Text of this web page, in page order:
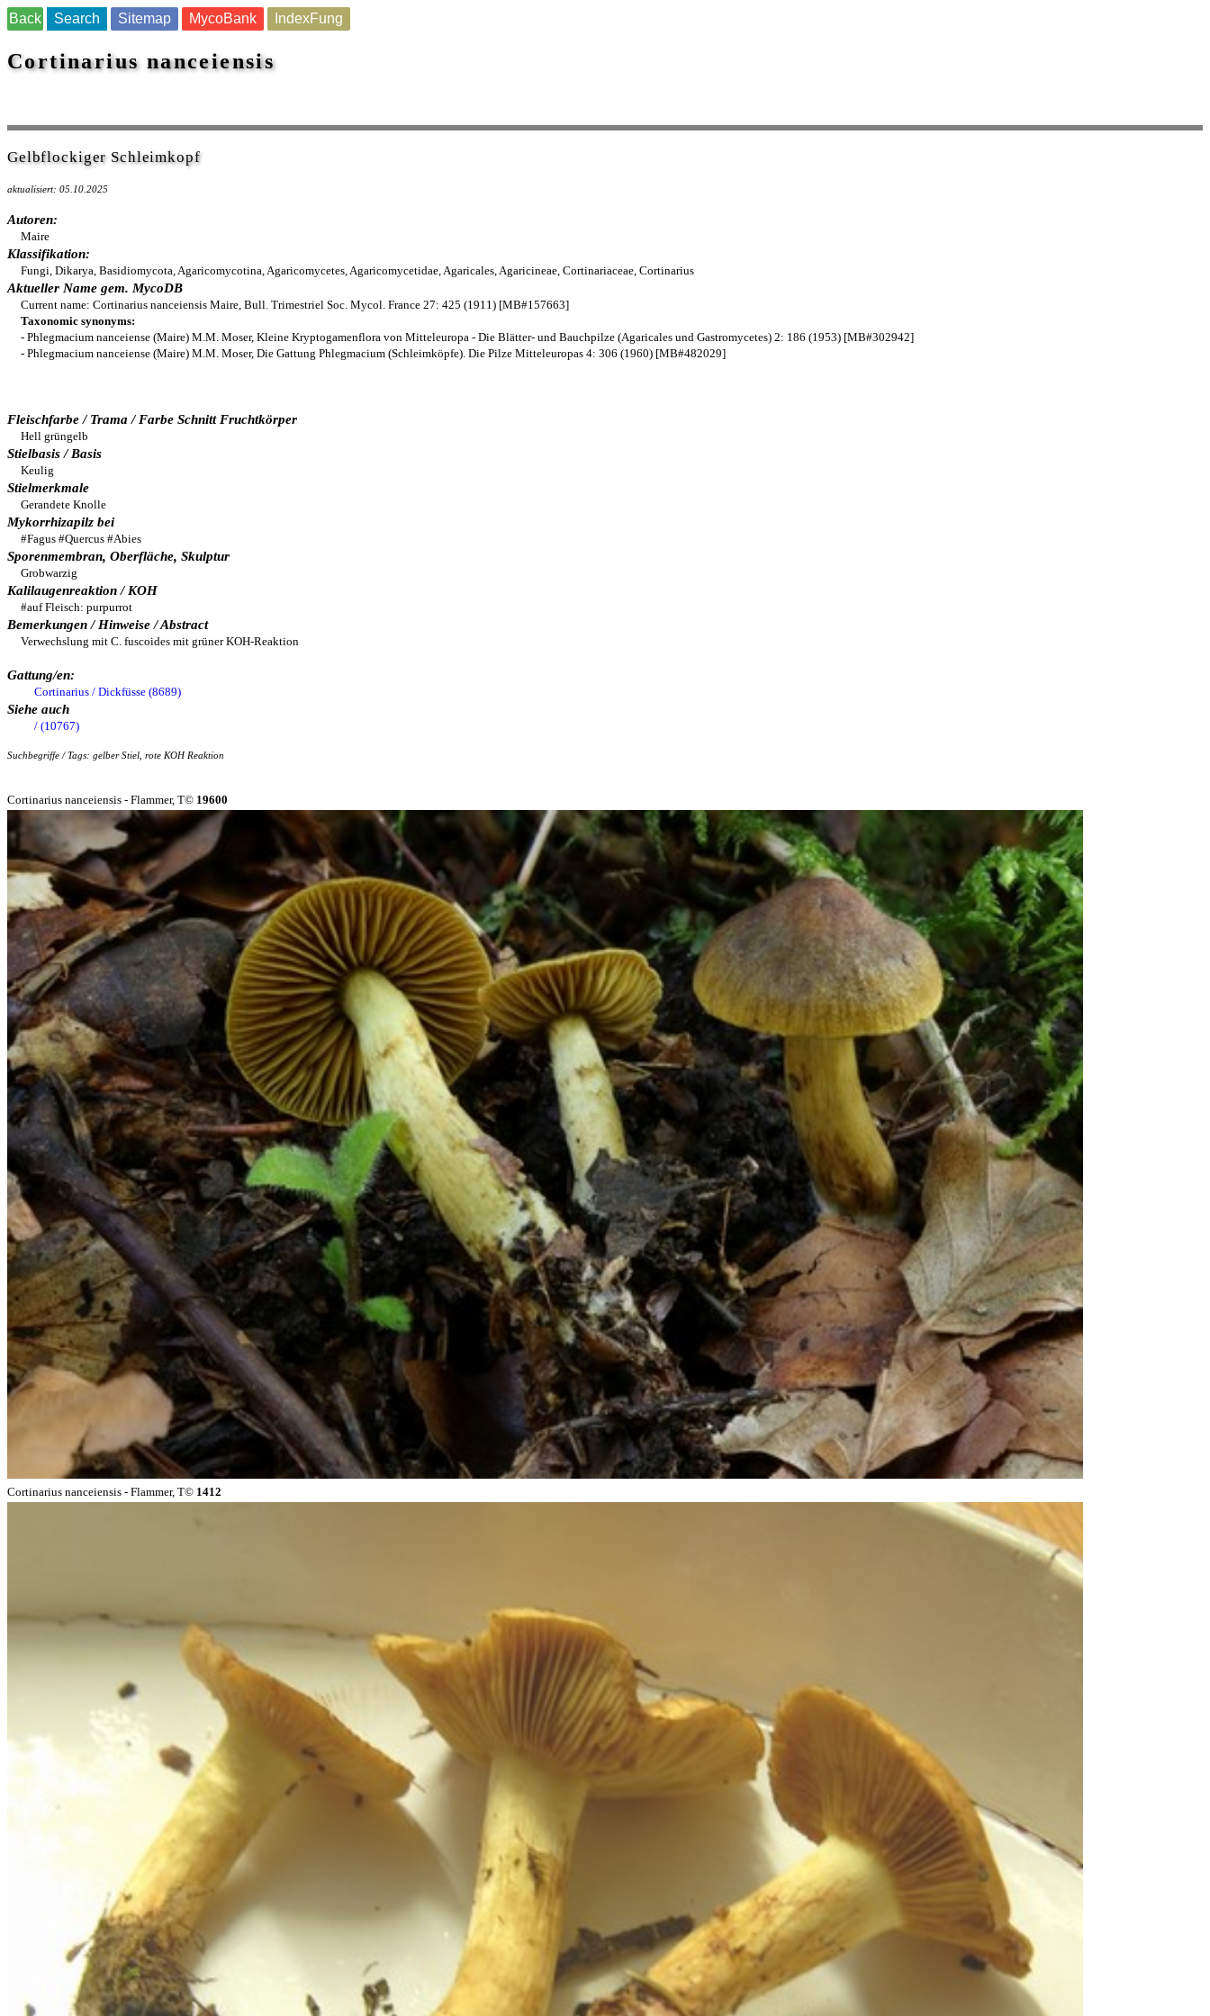
Back Search Sitemap MycoBank IndexFung
Cortinarius nanceiensis
Gelbflockiger Schleimkopf
aktualisiert: 05.10.2025
Autoren:
Maire
Klassifikation:
Fungi, Dikarya, Basidiomycota, Agaricomycotina, Agaricomycetes, Agaricomycetidae, Agaricales, Agaricineae, Cortinariaceae, Cortinarius
Aktueller Name gem. MycoDB
Current name: Cortinarius nanceiensis Maire, Bull. Trimestriel Soc. Mycol. France 27: 425 (1911) [MB#157663]
Taxonomic synonyms:
- Phlegmacium nanceiense (Maire) M.M. Moser, Kleine Kryptogamenflora von Mitteleuropa - Die Blätter- und Bauchpilze (Agaricales und Gastromycetes) 2: 186 (1953) [MB#302942]
- Phlegmacium nanceiense (Maire) M.M. Moser, Die Gattung Phlegmacium (Schleimköpfe). Die Pilze Mitteleuropas 4: 306 (1960) [MB#482029]
Fleischfarbe / Trama / Farbe Schnitt Fruchtkörper
Hell grüngelb
Stielbasis / Basis
Keulig
Stielmerkmale
Gerandete Knolle
Mykorrhizapilz bei
#Fagus #Quercus #Abies
Sporenmembran, Oberfläche, Skulptur
Grobwarzig
Kalilaugenreaktion / KOH
#auf Fleisch: purpurrot
Bemerkungen / Hinweise / Abstract
Verwechslung mit C. fuscoides mit grüner KOH-Reaktion
Gattung/en:
Cortinarius / Dickfüsse (8689)
Siehe auch
/ (10767)
Suchbegriffe / Tags: gelber Stiel, rote KOH Reaktion
Cortinarius nanceiensis - Flammer, T© 19600
Cortinarius nanceiensis - Flammer, T© 1412